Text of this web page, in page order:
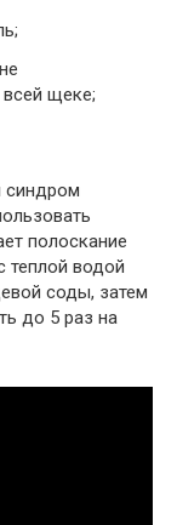
щеке;
синдром
полоскание
теплой водой
соды, затем
до 5 раз на